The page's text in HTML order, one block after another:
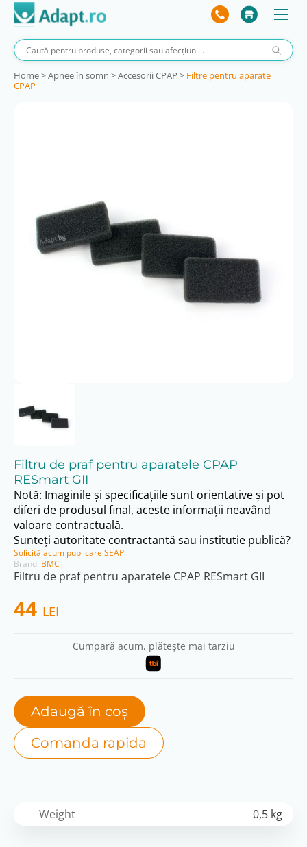
Home>Apnee în somn >Accesorii CPAP > Filtre pentru aparate
CPAP
Brand: BMC |
Filtru de praf pentru aparatele CPAP
RESmart GII
Filtru de praf pentru aparatele CPAP RESmart GII
44 LEI
Cumpară acum, plătește mai tarziu
Adaugă în coș
Comanda rapida
Notă: Imaginile și specificațiile sunt orientative și pot
diferi de produsul final, aceste informații neavând
valoare contractuală.
Sunteți autoritate contractantă sau institutie publică?
Solicită acum publicare SEAP
Weight 0,5 kg